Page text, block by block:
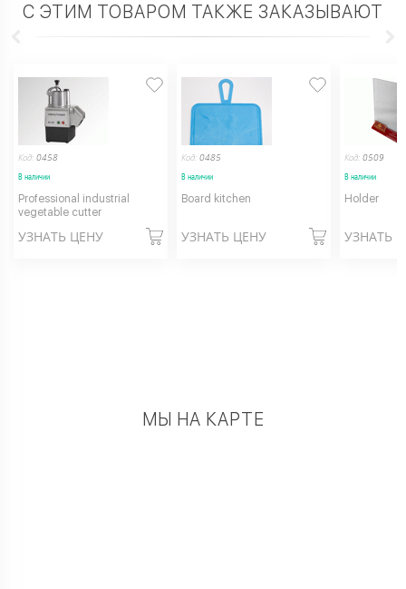
С ЭТИМ ТОВАРОМ ТАКЖЕ ЗАКАЗЫВАЮТ
Код: 0458
В наличии
Professional industrial
vegetable cutter
УЗНАТЬ ЦЕНУ
Код: 0485
В наличии
Board kitchen
УЗНАТЬ ЦЕНУ
Код: 0509
В наличии
Holder
УЗНАТЬ
МЫ НА КАРТЕ